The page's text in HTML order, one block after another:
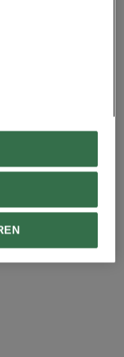
fokker